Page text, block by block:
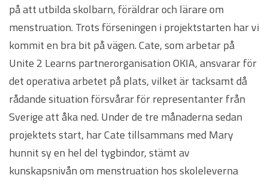
på att utbilda skolbarn, föräldrar och lärare om
menstruation. Trots förseningen i projektstarten har vi
kommit en bra bit på vägen. Cate, som arbetar på
Unite 2 Learns partnerorganisation OKIA, ansvarar för
det operativa arbetet på plats, vilket är tacksamt då
rådande situation försvårar för representanter från
Sverige att åka ned. Under de tre månaderna sedan
projektets start, har Cate tillsammans med Mary
hunnit sy en hel del tygbindor, stämt av
kunskapsnivån om menstruation hos skoleleverna